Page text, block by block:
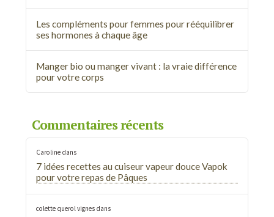
Les compléments pour femmes pour rééquilibrer
ses hormones à chaque âge
Manger bio ou manger vivant : la vraie différence
pour votre corps
Commentaires récents
Carolinedans
7 idées recettes au cuiseur vapeur douce Vapok
pour votre repas de Pâques
colette querol vignesdans